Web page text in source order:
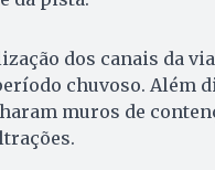
dos canais da
chuvoso. Além
muros de